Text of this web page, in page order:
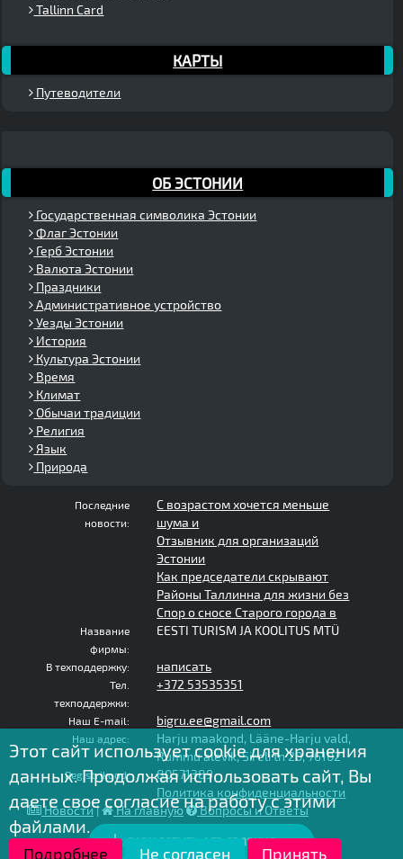
Tallinn Card
КАРТЫ
Путеводители
ОБ ЭСТОНИИ
Государственная символика Эстонии
Флаг Эстонии
Герб Эстонии
Валюта Эстонии
Праздники
Административное устройство
Уезды Эстонии
История
Культура Эстонии
Время
Климат
Обычаи традиции
Религия
Язык
Природа
Последние
новости:
С возрастом хочется меньше
шума и
Отзывник для организаций
Эстонии
Как председатели скрывают
Районы Таллинна для жизни без
Спор о сносе Старого города в
Название
фирмы:
EESTI TURISM JA KOOLITUS MTÜ
В техподдержку: написать
Тел.
техподдержки:
+372 53535351
Наш E-mail: bigru.ee@gmail.com
Наш адрес:
Harju maakond, Lääne-Harju vald,
Rummu alevik, Sireli tn 20, 76102
Registrikood:
80571389
Политика конфиденциальности
Новости| На главную Вопросы и Ответы
2020 - 2025 © bigru.ee - все права защищены
РАЗМЕСТИТЬ ОБЪЯВЛЕНИЕ
Этот сайт использует cookie для хранения
данных. Продолжая использовать сайт, Вы
даете свое согласие на работу с этими
файлами.
Подробнее Не согласен Принять